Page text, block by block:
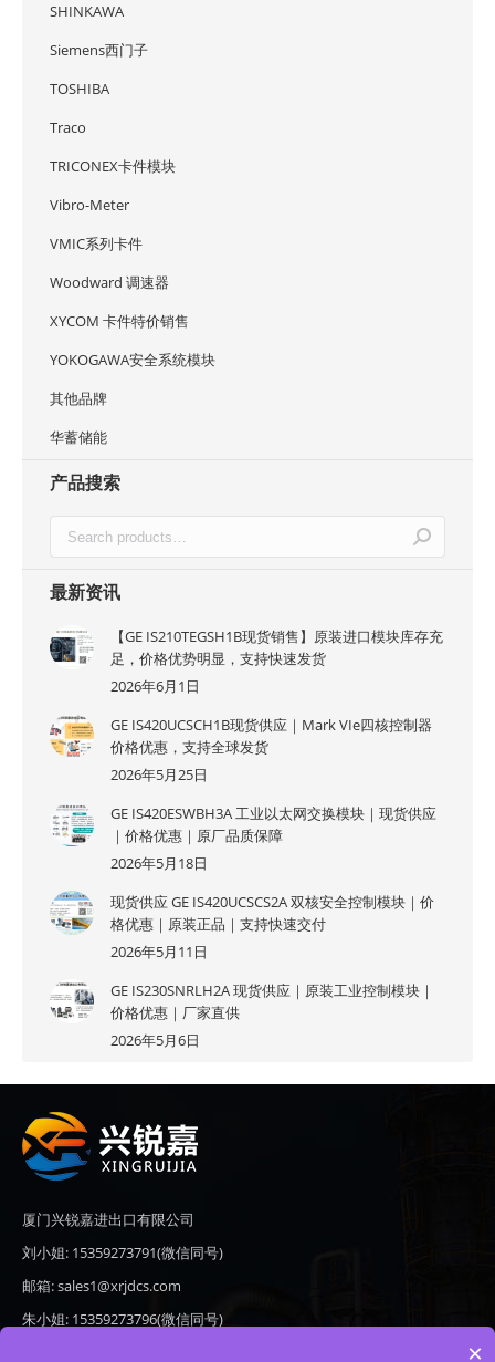
SHINKAWA
Siemens西门子
TOSHIBA
Traco
TRICONEX卡件模块
Vibro-Meter
VMIC系列卡件
Woodward 调速器
XYCOM 卡件特价销售
YOKOGAWA安全系统模块
其他品牌
华蓄储能
产品搜索
最新资讯
【GE IS210TEGSH1B现货销售】原装进口模块库存充
足，价格优势明显，支持快速发货
2026年6月1日
GE IS420UCSCH1B现货供应｜Mark VIe四核控制器
价格优惠，支持全球发货
2026年5月25日
GE IS420ESWBH3A 工业以太网交换模块｜现货供应
｜价格优惠｜原厂品质保障
2026年5月18日
现货供应 GE IS420UCSCS2A 双核安全控制模块｜价
格优惠｜原装正品｜支持快速交付
2026年5月11日
GE IS230SNRLH2A 现货供应｜原装工业控制模块｜
价格优惠｜厂家直供
2026年5月6日
厦门兴锐嘉进出口有限公司
刘小姐: 15359273791(微信同号)
邮箱: sales1@xrjdcs.com
朱小姐: 15359273796(微信同号)
×